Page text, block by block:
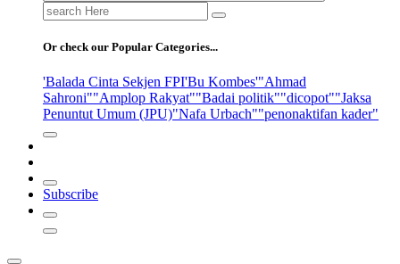
Search
for:
Or check our Popular Categories...
'Balada Cinta Sekjen FPI'Bu Kombes'"Ahmad
Sahroni""Amplop Rakyat""Badai politik""dicopot""Jaksa
Penuntut Umum (JPU)"Nafa Urbach""penonaktifan kader"
Subscribe